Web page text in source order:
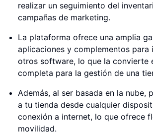
realizar un seguimiento del
campañas de marketing.
La plataforma ofrece una amplia
aplicaciones y complementos para
otros software, lo que la convierte
completa para la gestión de una
Además, al ser basada en la nube,
a tu tienda desde cualquier
conexión a internet, lo que ofrece
movilidad.